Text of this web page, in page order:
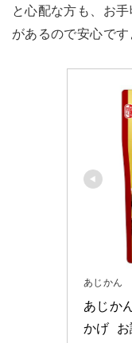
と心配な方も、お
があるので安心です
あじかん
あじか
かげ